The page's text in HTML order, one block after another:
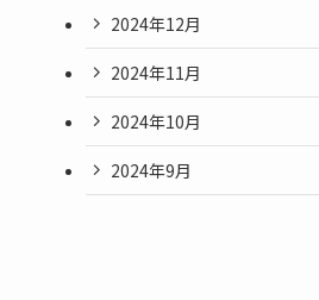
2024年12月
2024年11月
2024年10月
2024年9月